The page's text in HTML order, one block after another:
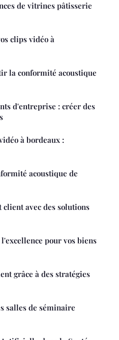
de vitrines pâtisserie
clips vidéo à
la conformité acoustique
d'entreprise : créer des
à bordeaux :
acoustique de
avec des solutions
pour vos biens
grâce à des stratégies
salles de séminaire